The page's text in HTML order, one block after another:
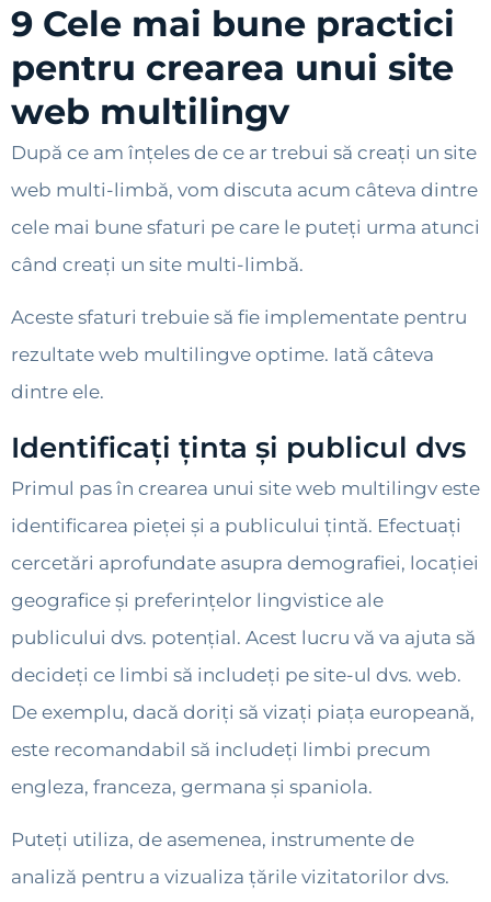
9 Cele mai bune practici
pentru crearea unui site
web multilingv
După ce am înțeles de ce ar trebui să creați un site
web multi-limbă, vom discuta acum câteva dintre
cele mai bune sfaturi pe care le puteți urma atunci
când creați un site multi-limbă.
Aceste sfaturi trebuie să fie implementate pentru
rezultate web multilingve optime. Iată câteva
dintre ele.
Identificați ținta și publicul dvs
Primul pas în crearea unui site web multilingv este
identificarea pieței și a publicului țintă. Efectuați
cercetări aprofundate asupra demografiei, locației
geografice și preferințelor lingvistice ale
publicului dvs. potențial. Acest lucru vă va ajuta să
decideți ce limbi să includeți pe site-ul dvs. web.
De exemplu, dacă doriți să vizați piața europeană,
este recomandabil să includeți limbi precum
engleza, franceza, germana și spaniola.
Puteți utiliza, de asemenea, instrumente de
analiză pentru a vizualiza țările vizitatorilor dvs.